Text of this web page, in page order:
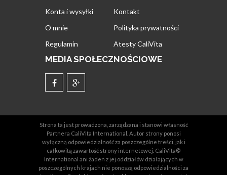
Konta i wysyłki
Kontakt
O mnie
Polityka prywatności
Regulamin
Atesty CaliVita
MEDIA SPOŁECZNOŚCIOWE
Strona ta jest prowadzona, zarządzana i stanowi własność
Partnera CaliVita International. Autor strony ponosi
wyłączną odpowiedzialność za poszczególne treści, jak i
całkowitą zawartość strony internetowej. CaliVita©
International ani żaden z jej oddziałów działających w
poszczególnych krajach nie ponoszą odpowiedzialności za